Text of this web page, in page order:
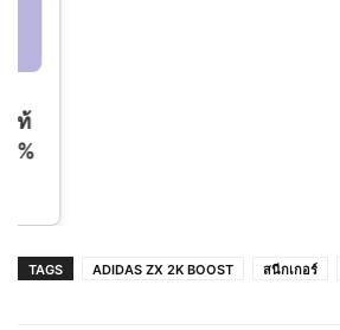
TAGS ADIDAS ZX 2K BOOST สนีกเกอร์